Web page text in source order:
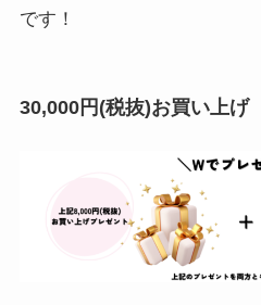
です！
30,000円(税抜)お買い上げ